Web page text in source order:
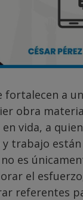
fortalecen a
obra
vida, a
trabajo
no es
el
referentes